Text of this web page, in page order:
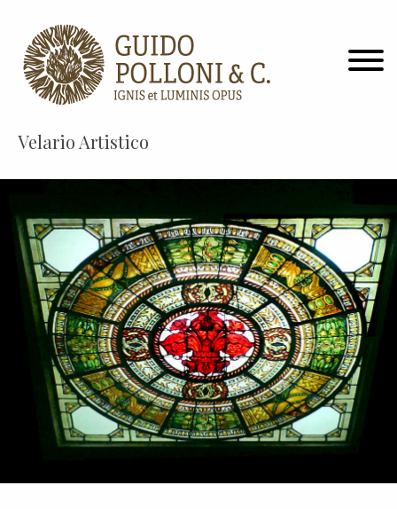
Velario Artistico